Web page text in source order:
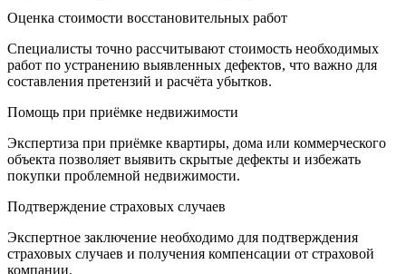
Оценка стоимости восстановительных работ
Специалисты точно рассчитывают стоимость необходимых
работ по устранению выявленных дефектов, что важно для
составления претензий и расчёта убытков.
Помощь при приёмке недвижимости
Экспертиза при приёмке квартиры, дома или коммерческого
объекта позволяет выявить скрытые дефекты и избежать
покупки проблемной недвижимости.
Подтверждение страховых случаев
Экспертное заключение необходимо для подтверждения
страховых случаев и получения компенсации от страховой
компании.